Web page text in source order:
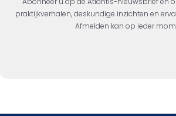
praktijkverhalen, deskundige inzichten en
Afmelden kan op ieder